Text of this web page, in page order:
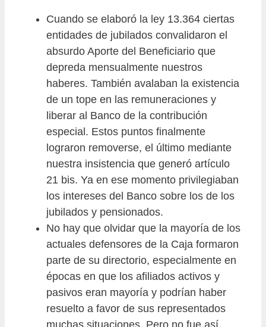
Cuando se elaboró la ley 13.364 ciertas
entidades de jubilados convalidaron el
absurdo Aporte del Beneficiario que
depreda mensualmente nuestros
haberes. También avalaban la existencia
de un tope en las remuneraciones y
liberar al Banco de la contribución
especial. Estos puntos finalmente
lograron removerse, el último mediante
nuestra insistencia que generó artículo
21 bis. Ya en ese momento privilegiaban
los intereses del Banco sobre los de los
jubilados y pensionados.
No hay que olvidar que la mayoría de los
actuales defensores de la Caja formaron
parte de su directorio, especialmente en
épocas en que los afiliados activos y
pasivos eran mayoría y podrían haber
resuelto a favor de sus representados